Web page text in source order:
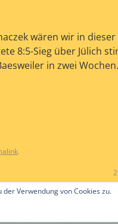
wären wir in
8:5-Sieg über Jülich
in zwei Wochen.
.
Verwendung von Cookies zu.